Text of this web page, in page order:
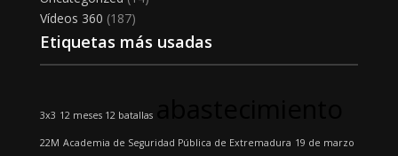
Vídeos 360 (187)
Etiquetas más usadas
3x3 12 meses 12 batallas
22M Academia de Seguridad Pública de Extremadura 19 de marzo